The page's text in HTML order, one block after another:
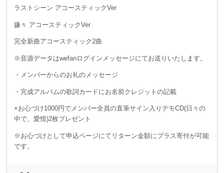
ラストシーン アコースティックVer
嫌々 アコースティックVer
完全新曲アコースティック2曲
※音源データはwefanログインメッセージにてお送りいたします。
・メンバーからのお礼のメッセージ
・完成アルバムの歌詞カードにお名前クレジットの記載
+お心づけ1000円でメンバー全員の直筆サイン入りデモCD(日々の
中で、愛惜)2枚プレゼント
※お心づけとして申込ページにてリターン金額にプラス寄付が可能
です。